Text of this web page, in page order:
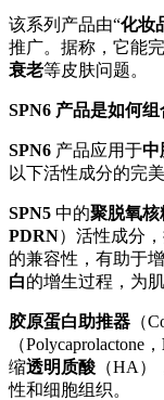
该系列产品由“化妆
推广。据称，它能
衰老等皮肤问题。
SPN6 产品是如何组
SPN6 产品应用于中
以下活性成分的完
SPN5 中的聚脱氧核
PDRN）活性成分
的兼容性，有助于
白的增生过程，为
胶原蛋白助推器 （
（Polycaprolactone，
缩透明质酸 （HA
性和细胞组织。